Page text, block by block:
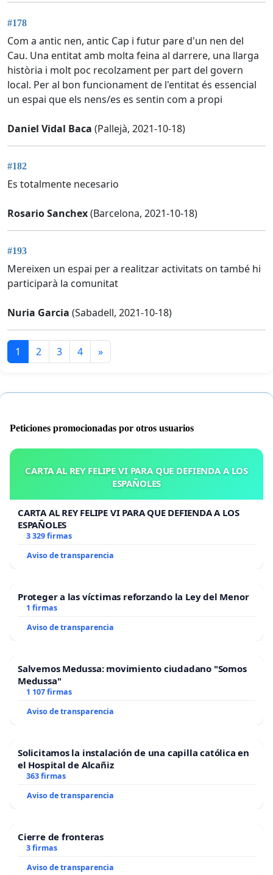
#178
Com a antic nen, antic Cap i futur pare d'un nen del
Cau. Una entitat amb molta feina al darrere, una llarga
història i molt poc recolzament per part del govern
local. Per al bon funcionament de l'entitat és essencial
un espai que els nens/es es sentin com a propi
Daniel Vidal Baca (Pallejà, 2021-10-18)
#182
Es totalmente necesario
Rosario Sanchex(Barcelona, 2021-10-18)
#193
Mereixen un espai per a realitzar activitats on també hi
participarà la comunitat
Nuria Garcia (Sabadell, 2021-10-18)
1 2 3 4 »
Peticiones promocionadas por otros usuarios
CARTA AL REY FELIPE VI PARA QUE DEFIENDA A LOS
ESPAÑOLES
CARTA AL REY FELIPE VI PARA QUE DEFIENDA A LOS
ESPAÑOLES
3 329 firmas
Aviso de transparencia
Proteger a las víctimas reforzando la Ley del Menor
1 firmas
Aviso de transparencia
Salvemos Medussa: movimiento ciudadano "Somos
Medussa"
1 107 firmas
Aviso de transparencia
Solicitamos la instalación de una capilla católica en
el Hospital de Alcañiz
363 firmas
Aviso de transparencia
Cierre de fronteras
3 firmas
Aviso de transparencia